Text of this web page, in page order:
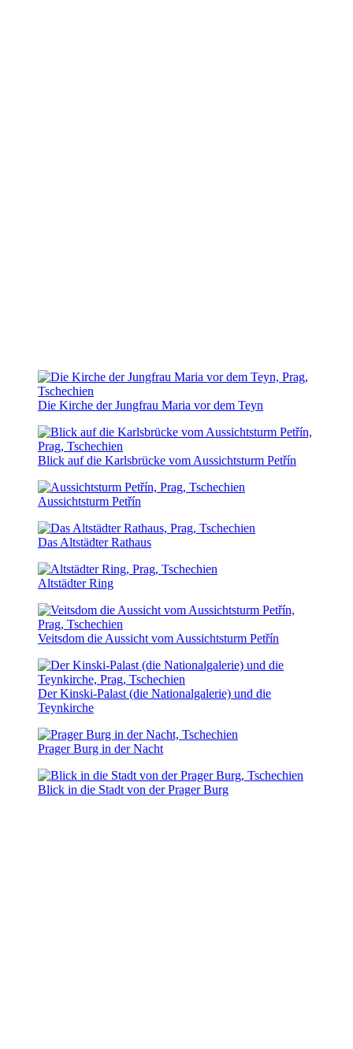
Die Kirche der Jungfrau Maria vor dem Teyn
Blick auf die Karlsbrücke vom Aussichtsturm Petřín
Aussichtsturm Petřín
Das Altstädter Rathaus
Altstädter Ring
Veitsdom die Aussicht vom Aussichtsturm Petřín
Der Kinski-Palast (die Nationalgalerie) und die
Teynkirche
Prager Burg in der Nacht
Blick in die Stadt von der Prager Burg